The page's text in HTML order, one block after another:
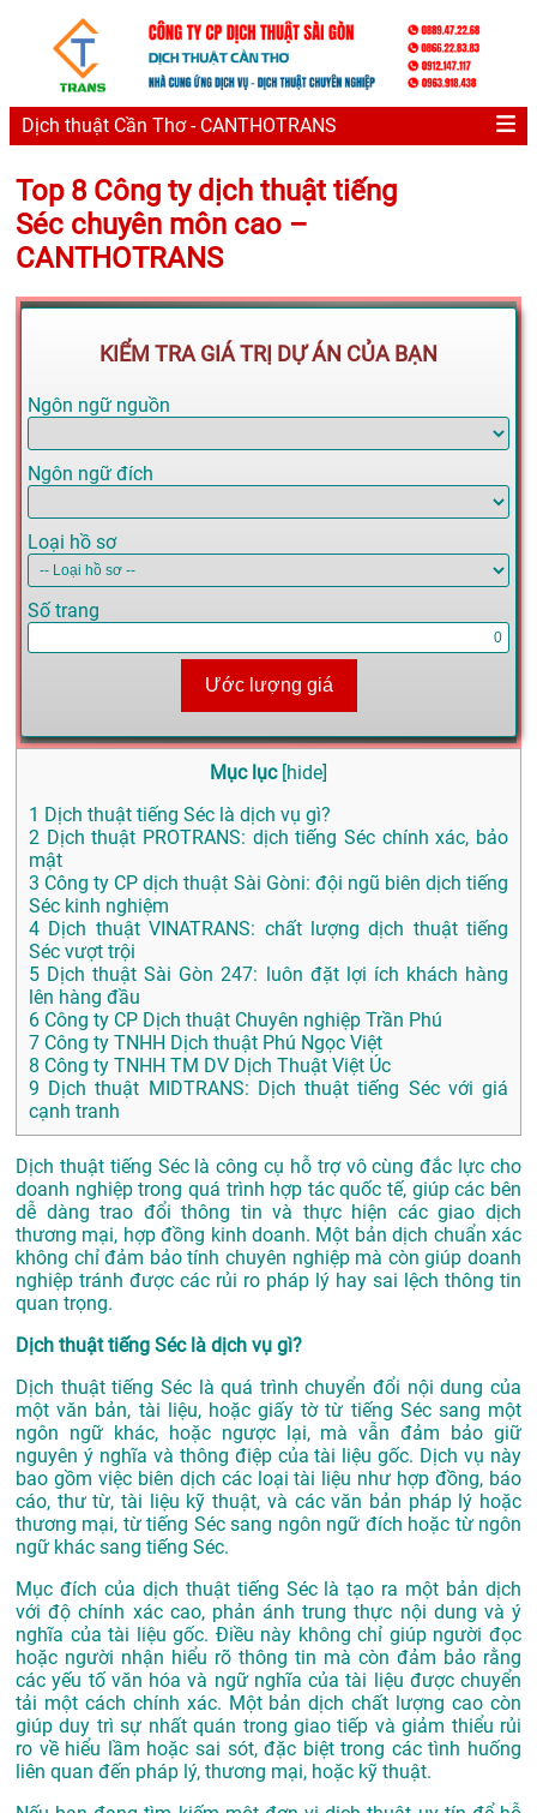
Dịch thuật Cần Thơ - CANTHOTRANS
Top 8 Công ty dịch thuật tiếng
Séc chuyên môn cao –
CANTHOTRANS
KIỂM TRA GIÁ TRỊ DỰ ÁN CỦA BẠN
Ngôn ngữ nguồn
Ngôn ngữ đích
Loại hồ sơ
Số trang
Ước lượng giá
Mục lục [hide]
1 Dịch thuật tiếng Séc là dịch vụ gì?
2 Dịch thuật PROTRANS: dịch tiếng Séc chính xác, bảo
mật
3 Công ty CP dịch thuật Sài Gòni: đội ngũ biên dịch tiếng
Séc kinh nghiệm
4 Dịch thuật VINATRANS: chất lượng dịch thuật tiếng
Séc vượt trội
5 Dịch thuật Sài Gòn 247: luôn đặt lợi ích khách hàng
lên hàng đầu
6 Công ty CP Dịch thuật Chuyên nghiệp Trần Phú
7 Công ty TNHH Dịch thuật Phú Ngọc Việt
8 Công ty TNHH TM DV Dịch Thuật Việt Úc
9 Dịch thuật MIDTRANS: Dịch thuật tiếng Séc với giá
cạnh tranh
Dịch thuật tiếng Séc là công cụ hỗ trợ vô cùng đắc lực cho
doanh nghiệp trong quá trình hợp tác quốc tế, giúp các bên
dễ dàng trao đổi thông tin và thực hiện các giao dịch
thương mại, hợp đồng kinh doanh. Một bản dịch chuẩn xác
không chỉ đảm bảo tính chuyên nghiệp mà còn giúp doanh
nghiệp tránh được các rủi ro pháp lý hay sai lệch thông tin
quan trọng.
Dịch thuật tiếng Séc là dịch vụ gì?
Dịch thuật tiếng Séc là quá trình chuyển đổi nội dung của
một văn bản, tài liệu, hoặc giấy tờ từ tiếng Séc sang một
ngôn ngữ khác, hoặc ngược lại, mà vẫn đảm bảo giữ
nguyên ý nghĩa và thông điệp của tài liệu gốc. Dịch vụ này
bao gồm việc biên dịch các loại tài liệu như hợp đồng, báo
cáo, thư từ, tài liệu kỹ thuật, và các văn bản pháp lý hoặc
thương mại, từ tiếng Séc sang ngôn ngữ đích hoặc từ ngôn
ngữ khác sang tiếng Séc.
Mục đích của dịch thuật tiếng Séc là tạo ra một bản dịch
với độ chính xác cao, phản ánh trung thực nội dung và ý
nghĩa của tài liệu gốc. Điều này không chỉ giúp người đọc
hoặc người nhận hiểu rõ thông tin mà còn đảm bảo rằng
các yếu tố văn hóa và ngữ nghĩa của tài liệu được chuyển
tải một cách chính xác. Một bản dịch chất lượng cao còn
giúp duy trì sự nhất quán trong giao tiếp và giảm thiểu rủi
ro về hiểu lầm hoặc sai sót, đặc biệt trong các tình huống
liên quan đến pháp lý, thương mại, hoặc kỹ thuật.